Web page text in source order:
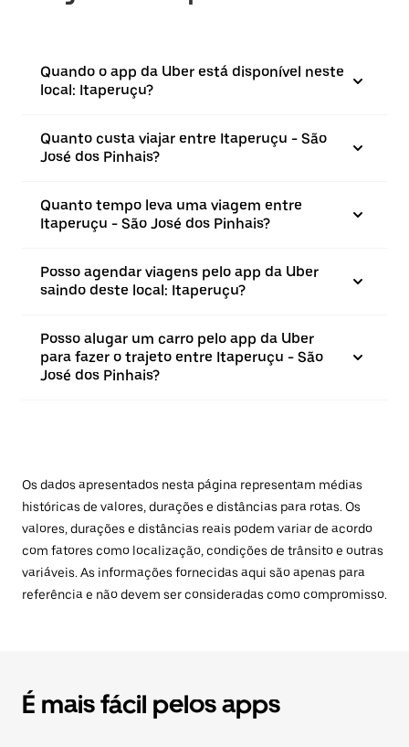
Quando o app da Uber está disponível neste
local: Itaperuçu?
Quanto custa viajar entre Itaperuçu - São
José dos Pinhais?
Quanto tempo leva uma viagem entre
Itaperuçu - São José dos Pinhais?
Posso agendar viagens pelo app da Uber
saindo deste local: Itaperuçu?
Posso alugar um carro pelo app da Uber
para fazer o trajeto entre Itaperuçu - São
José dos Pinhais?
Os dados apresentados nesta página representam médias
históricas de valores, durações e distâncias para rotas. Os
valores, durações e distâncias reais podem variar de acordo
com fatores como localização, condições de trânsito e outras
variáveis. As informações fornecidas aqui são apenas para
referência e não devem ser consideradas como compromisso.
É mais fácil pelos apps